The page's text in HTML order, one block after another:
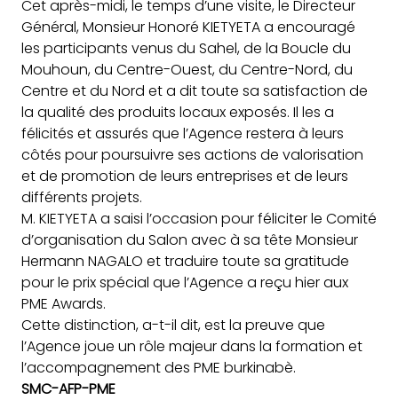
Cet après-midi, le temps d’une visite, le Directeur
Général, Monsieur Honoré KIETYETA a encouragé
les participants venus du Sahel, de la Boucle du
Mouhoun, du Centre-Ouest, du Centre-Nord, du
Centre et du Nord et a dit toute sa satisfaction de
la qualité des produits locaux exposés. Il les a
félicités et assurés que l’Agence restera à leurs
côtés pour poursuivre ses actions de valorisation
et de promotion de leurs entreprises et de leurs
différents projets.
M. KIETYETA a saisi l’occasion pour féliciter le Comité
d’organisation du Salon avec à sa tête Monsieur
Hermann NAGALO et traduire toute sa gratitude
pour le prix spécial que l’Agence a reçu hier aux
PME Awards.
Cette distinction, a-t-il dit, est la preuve que
l’Agence joue un rôle majeur dans la formation et
l’accompagnement des PME burkinabè.
SMC-AFP-PME